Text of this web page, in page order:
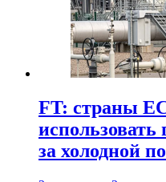
FT: страны
использовать
за холодной